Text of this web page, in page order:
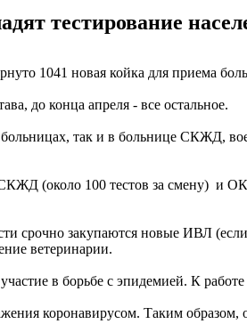
тестирование
1041 новая койка для приема
до конца апреля - все остальное.
так и в больнице СКЖД,
(около 100 тестов за смену) и
срочно закупаются новые ИВЛ
ветеринарии.
в борьбе с эпидемией. К
коронавирусом. Таким